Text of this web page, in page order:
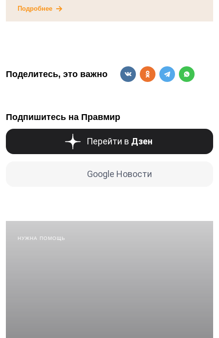
Подробнее
Поделитесь, это важно
Подпишитесь на Правмир
Перейти в Дзен
Google Новости
НУЖНА ПОМОЩЬ